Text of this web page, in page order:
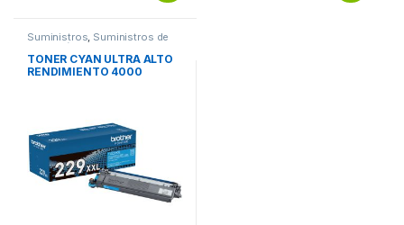
Suministros Suministros de
Impresión
TONER CYAN ULTRA ALTO
RENDIMIENTO 4000